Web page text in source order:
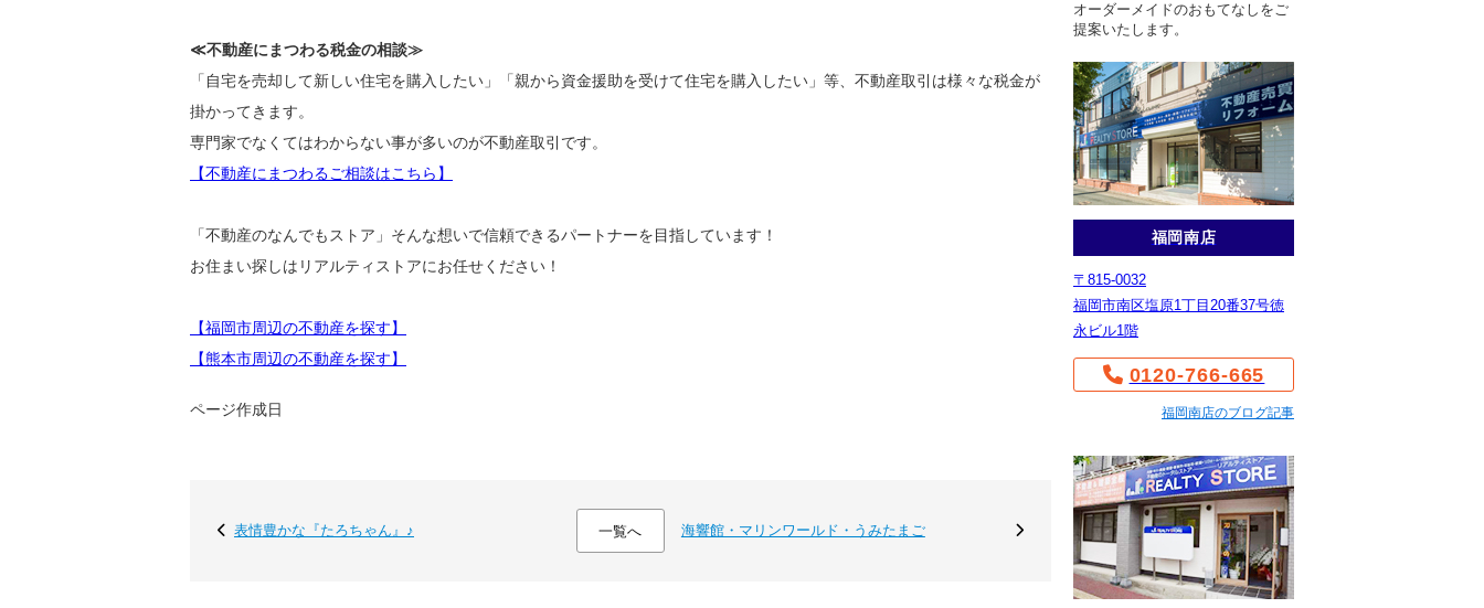
≪不動産にまつわる税金の相談≫
「自宅を売却して新しい住宅を購入したい」「親から資金援助を受けて住宅を購入したい」等、不動産取引は様々な税金が
掛かってきます。
専門家でなくてはわからない事が多いのが不動産取引です。
【不動産にまつわるご相談はこちら】
「不動産のなんでもストア」そんな想いで信頼できるパートナーを目指しています！
お住まい探しはリアルティストアにお任せください！
【福岡市周辺の不動産を探す】
【熊本市周辺の不動産を探す】
ページ作成日
表情豊かな『たろちゃん』♪ 一覧へ 海響館・マリンワールド・うみたまご
オーダーメイドのおもてなしをご
提案いたします。
福岡南店
〒815-0032
福岡市南区塩原1丁目20番37号徳
永ビル1階
0120-766-665
福岡南店のブログ記事